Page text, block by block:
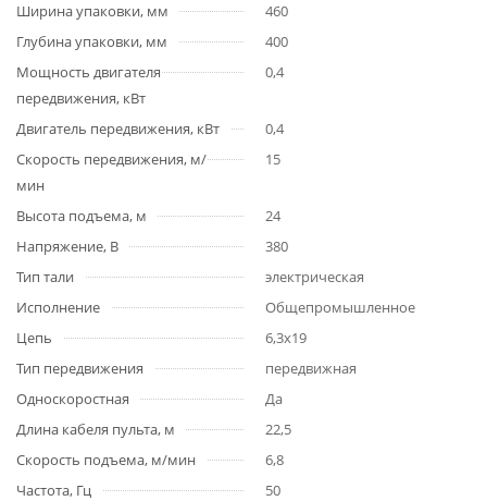
Ширина упаковки, мм
460
Глубина упаковки, мм
400
Мощность двигателя
передвижения, кВт
0,4
Двигатель передвижения, кВт
0,4
Скорость передвижения, м/
мин
15
Высота подъема, м
24
Напряжение, В
380
Тип тали
электрическая
Исполнение
Общепромышленное
Цепь
6,3х19
Тип передвижения
передвижная
Односкоростная
Да
Длина кабеля пульта, м
22,5
Скорость подъема, м/мин
6,8
Частота, Гц
50